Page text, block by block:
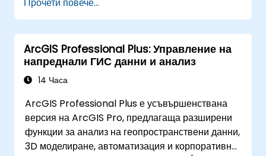
Извършват базов пространствен анализ.
Създават карти и визуализации.
ArcGIS Professional Plus: Управление на
напреднали ГИС данни и анализ
14 Часа
ArcGIS Professional Plus е усъвършенствана
версия на ArcGIS Pro, предлагаща разширени
функции за анализ на геопространствени данни,
3D моделиране, автоматизация и корпоративно